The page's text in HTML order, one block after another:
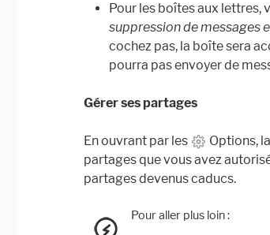
Pour les boîtes aux lettres,
suppression de messages
cochez pas, la boîte sera
pourra pas envoyer de
Gérer ses partages
En ouvrant par les Options,
partages que vous avez
partages devenus caducs.
Pour aller plus loin :